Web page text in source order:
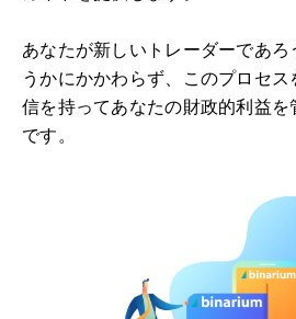
あなたが新しいトレーダーであ
うかにかかわらず、このプロセ
信を持ってあなたの財政的利益
です。